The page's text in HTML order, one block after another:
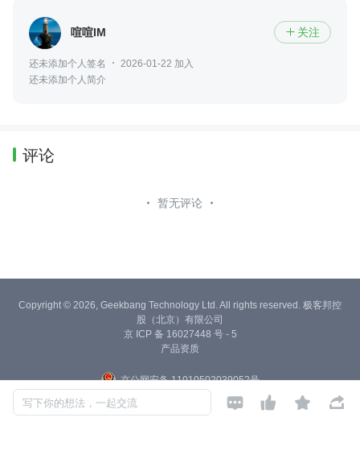
喧喧IM  关注
还未添加个人签名
2026-01-22 加入
还未添加个人简介
评论
暂无评论
写下你的想法，一起交流    
Copyright © 2026, Geekbang Technology Ltd. All rights reserved. 极客邦控
股（北京）有限公司
京 ICP 备 16027448 号 - 5
产品资质
京公网安备 11010502039052号